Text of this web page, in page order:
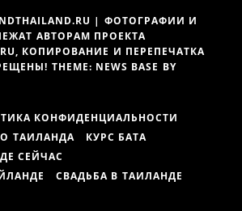
| ФОТОГРАФИИ И
АВТОРАМ ПРОЕКТА
КОПИРОВАНИЕ И ПЕРЕПЕЧАТКА
THEME: NEWS BASE BY
КОНФИДЕНЦИАЛЬНОСТИ
ТАИЛАНДА
КУРС БАТА
СЕЙЧАС
СВАДЬБА В ТАИЛАНДЕ